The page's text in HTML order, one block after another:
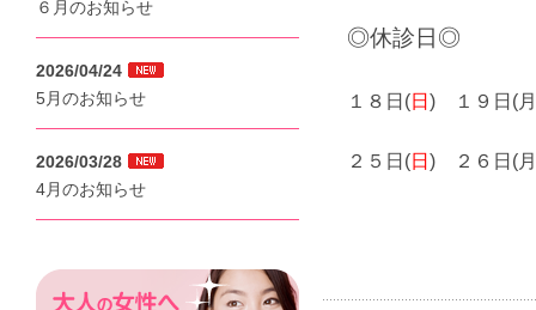
◎休診日◎
１８日(日) １９日(
２５日(日) ２６日(
６月のお知らせ
2026/04/24
5月のお知らせ
2026/03/28
4月のお知らせ